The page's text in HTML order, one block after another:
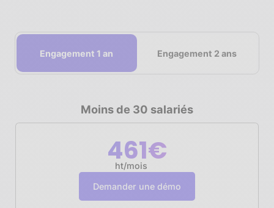
Engagement 1 an Engagement 2 ans
Moins de 30 salariés
461€
ht/mois
Demander une démo